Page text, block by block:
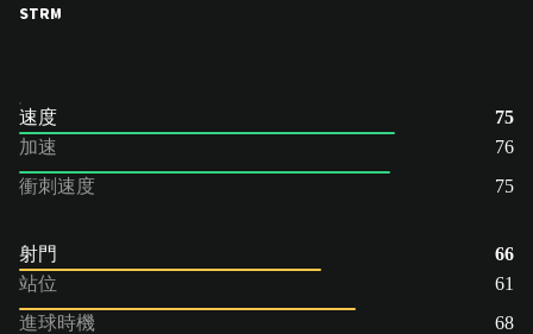
STRM
速度
75
加速
76
衝刺速度
75
射門
66
站位
61
進球時機
68